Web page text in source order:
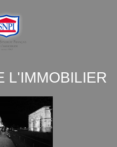
L'IMMOBILIER